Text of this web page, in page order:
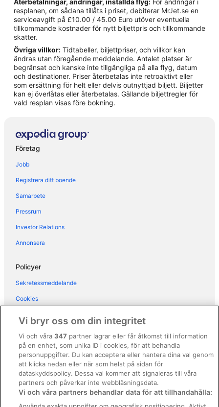
Återbetalningar, ändringar, inställda flyg: För ändringar i
resplanen, om sådana tillåts i priset, debiterar MrJet.se en
serviceavgift på £10.00 / 45.00 Euro utöver eventuella
tillkommande kostnader för nytt biljettpris och tillkommande
skatter.
Övriga villkor: Tidtabeller, biljettpriser, och villkor kan
ändras utan föregående meddelande. Antalet platser är
begränsat och kanske inte tillgängliga på alla flyg, datum
och destinationer. Priser återbetalas inte retroaktivt eller
som ersättning för helt eller delvis outnyttjad biljett. Biljetter
kan ej överlåtas eller återbetalas. Gällande biljettregler för
vald resplan visas före bokning.
Företag
Jobb
Registrera ditt boende
Samarbete
Pressrum
Investor Relations
Annonsera
Policyer
Sekretessmeddelande
Cookies
Regler och villkor för Vrbo
Tillgänglighetsanpassning
Juridisk information/Kontakta oss
Riktlinjer för innehåll och anmäla innehåll
Vi bryr oss om din integritet
Vi och våra347 partner lagrar eller får åtkomst till information
på en enhet, som unika ID i cookies, för att behandla
personuppgifter. Du kan acceptera eller hantera dina val genom
att klicka nedan eller när som helst på sidan för
dataskyddspolicy. Dessa val kommer att signaleras till våra
partners och påverkar inte webbläsningsdata.
Vi och våra partners behandlar data för att tillhandahålla: